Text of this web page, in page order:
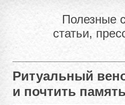
Полезные
статьи,
Ритуальный
и почтить